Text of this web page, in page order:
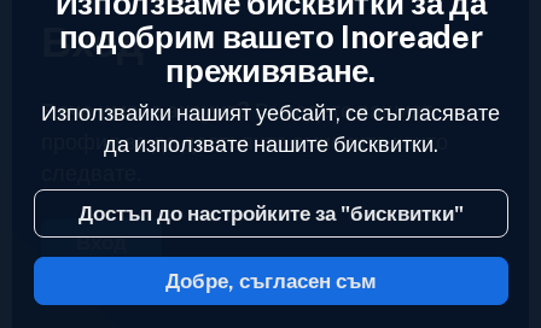
Вход
Вече имате акаунт?Въведете вашият
профил за да достъпите емисиите които
Вход
2023 © Inoreader
подобрим вашето Inoreader
преживяване.
Използвайки нашият уебсайт, се съгласявате
да използвате нашите бисквитки.
Достъп до настройките за "бисквитки"
Добре, съгласен съм